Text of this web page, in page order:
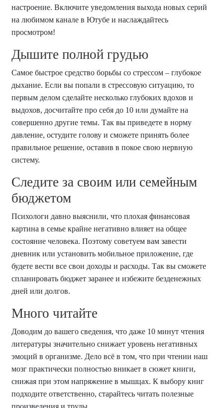
настроение. Включите уведомления выхода новых серий
на любимом канале в Ютубе и наслаждайтесь
просмотром!
Дышите полной грудью
Самое быстрое средство борьбы со стрессом – глубокое
дыхание. Если вы попали в стрессовую ситуацию, то
первым делом сделайте несколько глубоких вдохов и
выдохов, досчитайте про себя до 10 или думайте на
совершенно другие темы. Так вы приведете в норму
давление, остудите голову и сможете принять более
правильное решение, оставив в покое свою нервную
систему.
Следите за своим или семейным
бюджетом
Психологи давно выяснили, что плохая финансовая
картина в семье крайне негативно влияет на общее
состояние человека. Поэтому советуем вам завести
дневник или установить мобильное приложение, где
будете вести все свои доходы и расходы. Так вы сможете
спланировать бюджет заранее и избежите безденежных
дней или долгов.
Много читайте
Доводим до вашего сведения, что даже 10 минут чтения
литературы значительно снижает уровень негативных
эмоций в организме. Дело всё в том, что при чтении наш
мозг практически полностью вникает в сюжет книги,
снижая при этом напряжение в мышцах. К выбору книг
подходите ответственно, старайтесь читать полезные